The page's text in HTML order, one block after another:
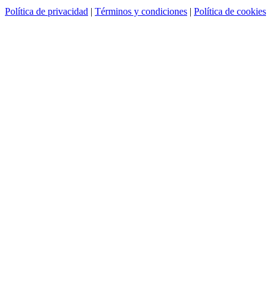
Política de privacidad | Términos y condiciones | Política de cookies